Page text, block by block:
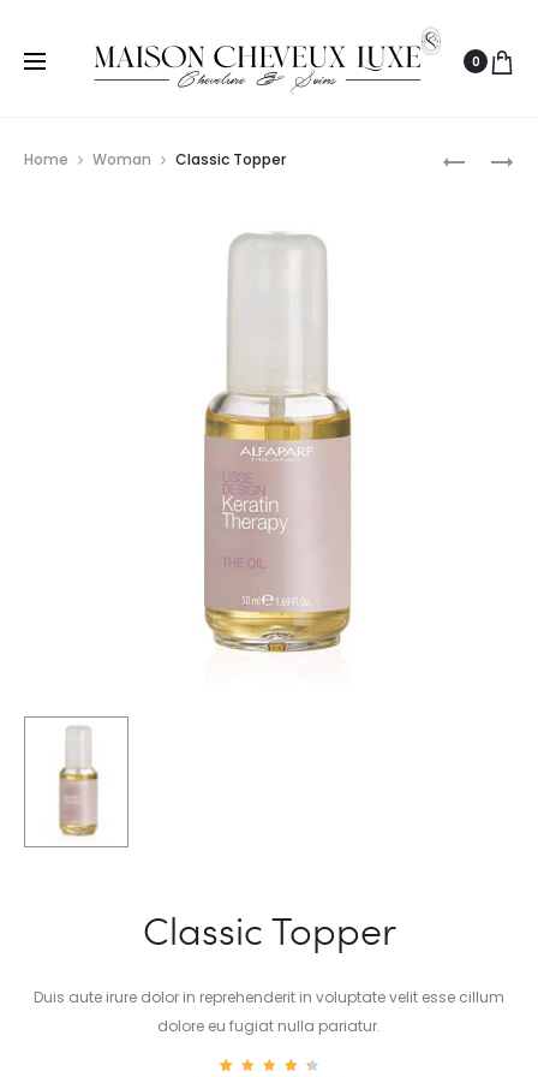
0
COTTON
Home Woman Classic Topper
Classic Topper
Duis aute irure dolor in reprehenderit in voluptate velit esse cillum
dolore eu fugiat nulla pariatur.